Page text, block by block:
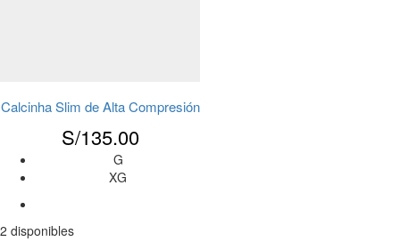
Calcinha Slim de Alta Compresión
S/135.00
G
XG
2 disponibles